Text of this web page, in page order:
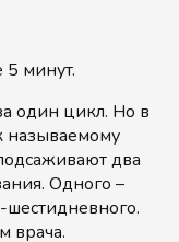
5 минут.
один цикл. Но в
называемому
два
Одного –
шестидневного.
врача.